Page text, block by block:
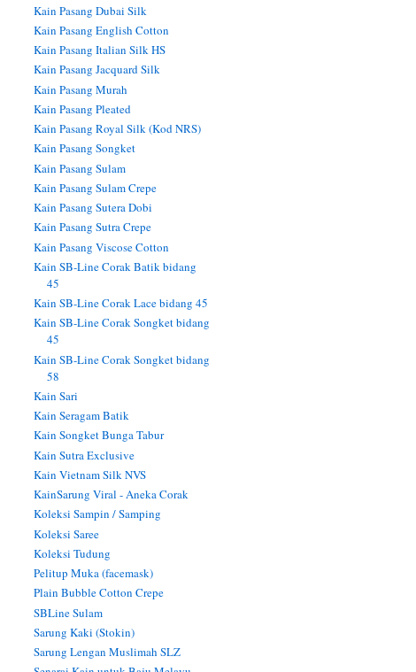
Kain Pasang Dubai Silk
Kain Pasang English Cotton
Kain Pasang Italian Silk HS
Kain Pasang Jacquard Silk
Kain Pasang Murah
Kain Pasang Pleated
Kain Pasang Royal Silk (Kod NRS)
Kain Pasang Songket
Kain Pasang Sulam
Kain Pasang Sulam Crepe
Kain Pasang Sutera Dobi
Kain Pasang Sutra Crepe
Kain Pasang Viscose Cotton
Kain SB-Line Corak Batik bidang
45
Kain SB-Line Corak Lace bidang 45
Kain SB-Line Corak Songket bidang
45
Kain SB-Line Corak Songket bidang
58
Kain Sari
Kain Seragam Batik
Kain Songket Bunga Tabur
Kain Sutra Exclusive
Kain Vietnam Silk NVS
KainSarung Viral - Aneka Corak
Koleksi Sampin / Samping
Koleksi Saree
Koleksi Tudung
Pelitup Muka (facemask)
Plain Bubble Cotton Crepe
SBLine Sulam
Sarung Kaki (Stokin)
Sarung Lengan Muslimah SLZ